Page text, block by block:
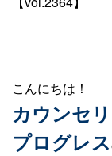
こんにちは！
カウンセ
プログレス